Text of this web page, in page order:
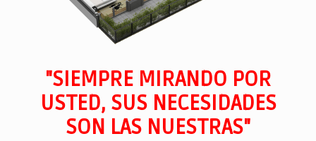
"SIEMPRE MIRANDO POR
USTED, SUS NECESIDADES
SON LAS NUESTRAS"